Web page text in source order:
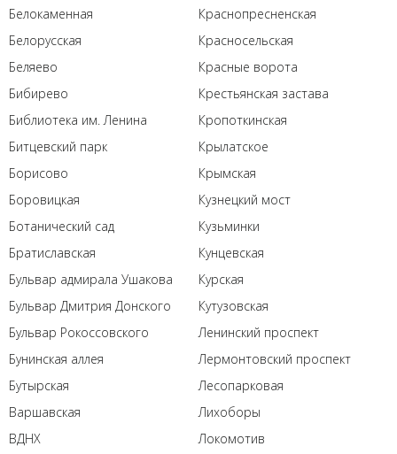
Белокаменная
Белорусская
Беляево
Бибирево
Библиотека им. Ленина
Битцевский парк
Борисово
Боровицкая
Ботанический сад
Братиславская
Бульвар адмирала Ушакова
Бульвар Дмитрия Донского
Бульвар Рокоссовского
Бунинская аллея
Бутырская
Варшавская
ВДНХ
Краснопресненская
Красносельская
Красные ворота
Крестьянская застава
Кропоткинская
Крылатское
Крымская
Кузнецкий мост
Кузьминки
Кунцевская
Курская
Кутузовская
Ленинский проспект
Лермонтовский проспект
Лесопарковая
Лихоборы
Локомотив